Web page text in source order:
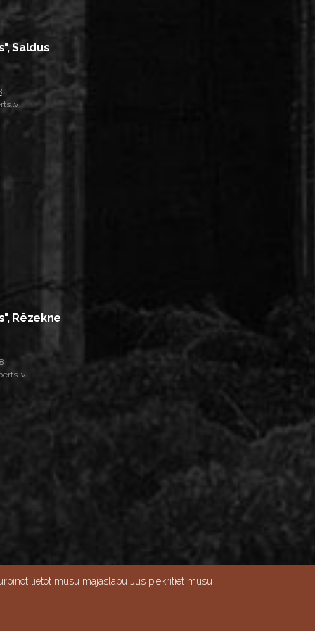
Saldus
Rēzekne
lietot mūsu mājaslapu Jūs piekrītiet mūsu